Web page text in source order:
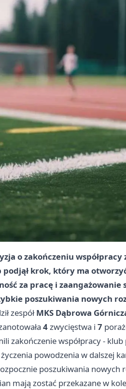
o zakończeniu
krok, który ma
za pracę i
poszukiwania nowych
zespółMKS Dąbrowa
4zwycięstwa i 7
zakończenie współpracy -
życzenia powodzenia w dalszej
poszukiwania nowych
mają zostać przekazane w